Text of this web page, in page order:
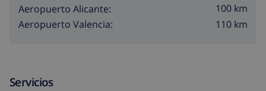
Aeropuerto Alicante:
100 km
Aeropuerto Valencia:
110 km
Servicios